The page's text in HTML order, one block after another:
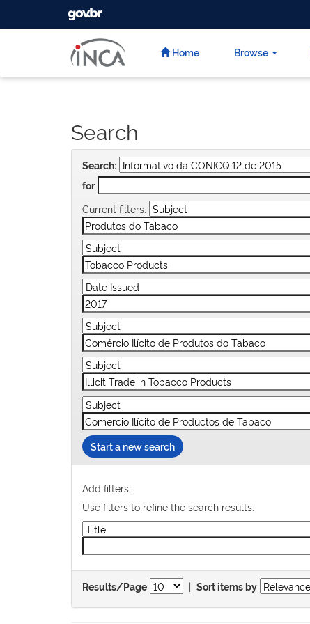
GOVBR
Home Browse
Search
Search:
for
Current filters:
Start a new search
Add filters:
Use filters to refine the search results.
Results/Page | Sort items by